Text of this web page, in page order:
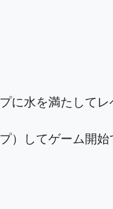
に水を満たして
）してゲーム開始